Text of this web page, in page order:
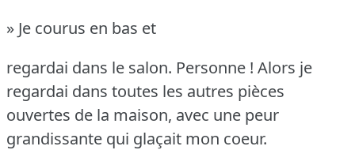
» Je courus en bas et
regardai dans le salon. Personne ! Alors je
regardai dans toutes les autres pièces
ouvertes de la maison, avec une peur
grandissante qui glaçait mon coeur.